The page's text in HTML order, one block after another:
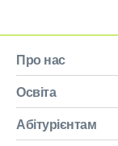
Про нас
Освіта
Абітурієнтам